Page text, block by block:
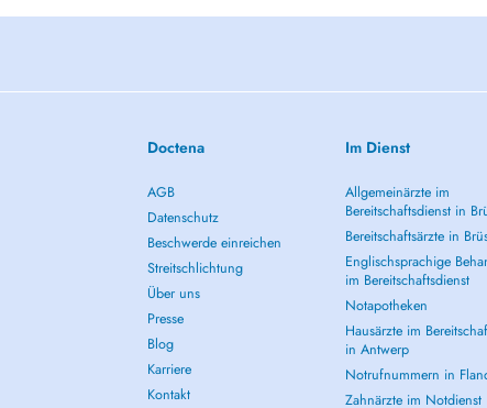
Doctena
AGB
Datenschutz
Beschwerde einreichen
Streitschlichtung
Über uns
Presse
Blog
Karriere
Kontakt
Im Dienst
Allgemeinärzte im
Bereitschaftsdienst in
Bereitschaftsärzte in
Englischsprachige
im Bereitschaftsdienst
Notapotheken
Hausärzte im
in Antwerp
Notrufnummern in
Zahnärzte im Notdienst